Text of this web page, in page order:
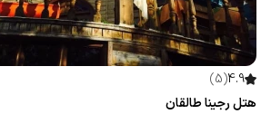
4.9
(
5
)
هتل رجینا طالقان